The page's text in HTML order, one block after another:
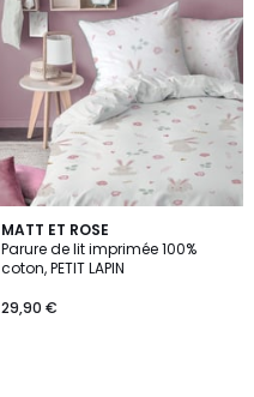
MATT ET ROSE
Parure de lit imprimée 100%
coton, PETIT LAPIN
29,90 €